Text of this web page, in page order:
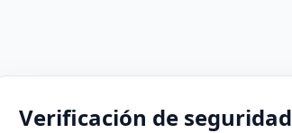
Verificación de seguridad